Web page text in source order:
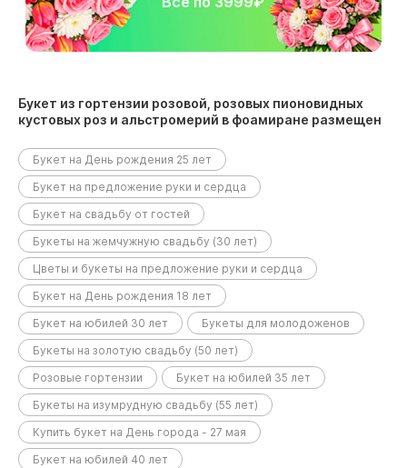
Букет из гортензии розовой, розовых пионовидных
кустовых роз и альстромерий в фоамиране размещен
Букет на День рождения 25 лет
Букет на предложение руки и сердца
Букет на свадьбу от гостей
Букеты на жемчужную свадьбу (30 лет)
Цветы и букеты на предложение руки и сердца
Букет на День рождения 18 лет
Букет на юбилей 30 лет
Букеты для молодоженов
Букеты на золотую свадьбу (50 лет)
Розовые гортензии
Букет на юбилей 35 лет
Букеты на изумрудную свадьбу (55 лет)
Купить букет на День города - 27 мая
Букет на юбилей 40 лет